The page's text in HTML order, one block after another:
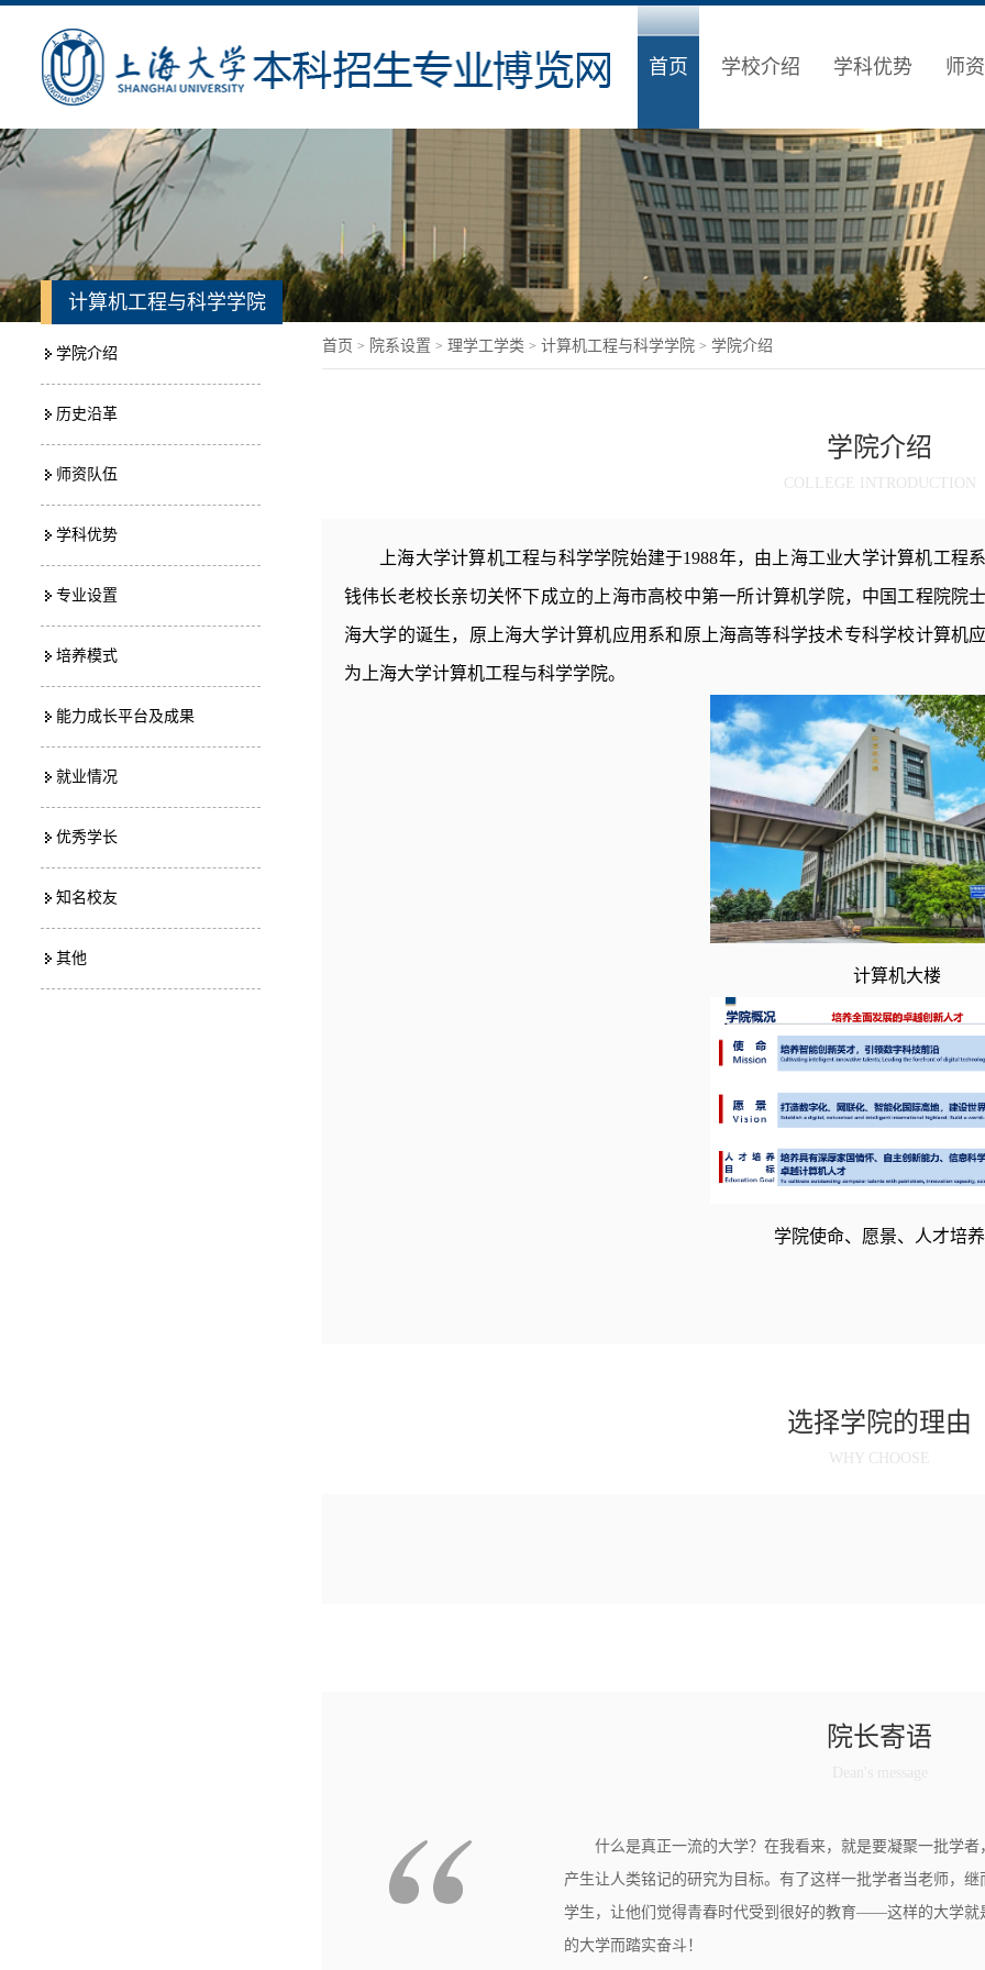
首页 学校介绍 学科优势 师
计算机工程与科学学院
学院介绍
历史沿革
师资队伍
学科优势
专业设置
培养模式
能力成长平台及成果
就业情况
优秀学长
知名校友
其他
首页 > 院系设置 > 理学工学类 > 计算机工程与科学学院 > 学院介绍
学院介绍
COLLEGE INTRODUCTION
上海大学计算机工程与科学学院始建于1988年，由上海工业大学计算机工程
钱伟长老校长亲切关怀下成立的上海市高校中第一所计算机学院，中国工程院院
海大学的诞生，原上海大学计算机应用系和原上海高等科学技术专科学校计算机
为上海大学计算机工程与科学学院。
计算机大楼
学院使命、愿景、人才培
选择学院的理由
WHY CHOOSE
院长寄语
什么是真正一流的大学？在我看来，就是要凝聚一批学
产生让人类铭记的研究为目标。有了这样一批学者当老师，
学生，让他们觉得青春时代受到很好的教育——这样的大学就
的大学而踏实奋斗！